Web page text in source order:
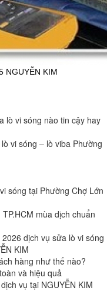
NGUYỄN KIM
lò vi sóng nào tin cậy hay
vi sóng – lò viba Phường
sóng tại Phường Chợ Lớn
mùa dịch chuẩn
dịch vụ sửa lò vi sóng
KIM
hàng như thế nào?
và hiệu quả
vụ tại NGUYỄN KIM